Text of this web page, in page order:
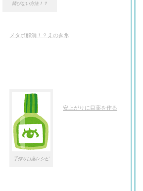
錆びない方法！？
メタボ解消！？えのき氷
手作り目薬レシピ
安上がりに目薬を作る